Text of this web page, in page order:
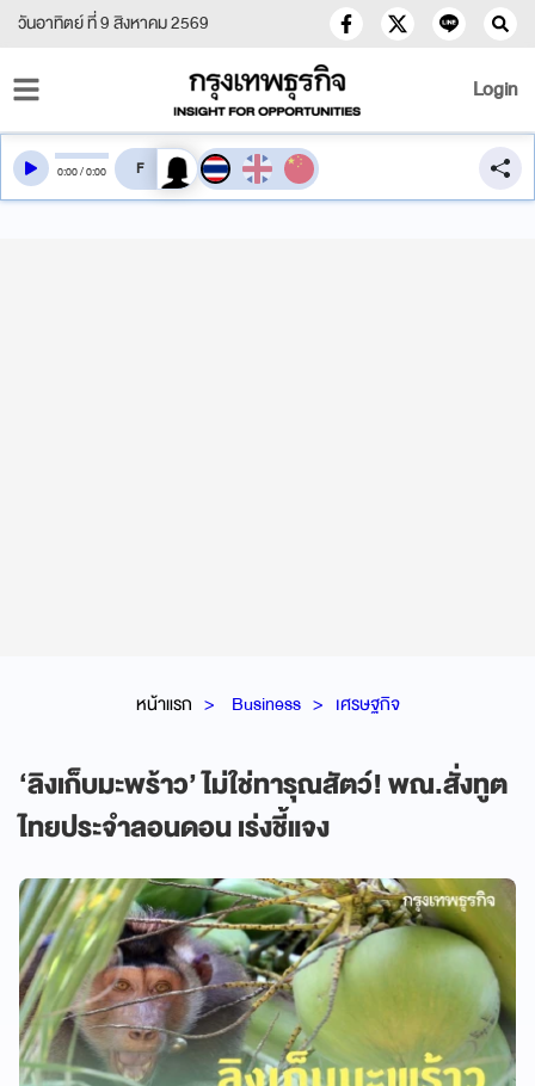
วันอาทิตย์ ที่ 9 สิงหาคม 2569
Login
หน้าแรก Business เศรษฐกิจ
‘ลิงเก็บมะพร้าว’ ไม่ใช่ทารุณสัตว์! พณ.สั่งทูต
ไทยประจำลอนดอน เร่งชี้แจง
0:00/0:00 สลับเสียงอ่าน